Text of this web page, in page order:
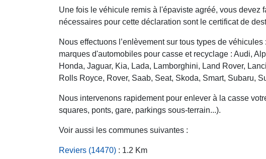
Une fois le véhicule remis à l'épaviste agréé, vous devez
nécessaires pour cette déclaration sont le certificat de
Nous effectuons l’enlèvement sur tous types de
marques d'automobiles pour casse et recyclage : Audi,
Honda, Jaguar, Kia, Lada, Lamborghini, Land Rover,
Rolls Royce, Rover, Saab, Seat, Skoda, Smart, Subaru,
Nous intervenons rapidement pour enlever à la casse
squares, ponts, gare, parkings sous-terrain...).
Voir aussi les communes suivantes :
Reviers (14470) : 1.2 Km